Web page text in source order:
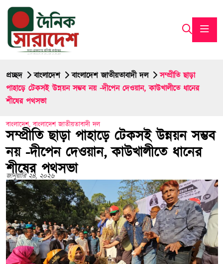
প্রচ্ছদ বাংলাদেশ বাংলাদেশ জাতীয়তাবাদী দল
সম্প্রীতি ছাড়া
পাহাড়ে টেকসই উন্নয়ন সম্ভব নয় -দীপেন দেওয়ান, কাউখালীতে ধানের
শীষের পথসভা
বাংলাদেশ,বাংলাদেশ জাতীয়তাবাদী দল
সম্প্রীতি ছাড়া পাহাড়ে টেকসই উন্নয়ন সম্ভব
নয় -দীপেন দেওয়ান, কাউখালীতে ধানের
শীষের পথসভা
জানুয়ারি ২৪, ২০২৬